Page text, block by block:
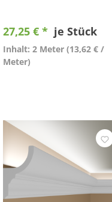
27,25 € * je Stück
Inhalt: 2 Meter (13,62 € /
Meter)